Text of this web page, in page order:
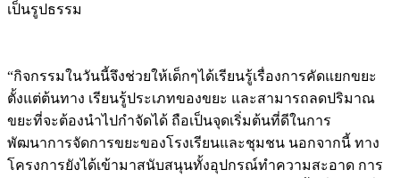
เป็นรูปธรรม
“กิจกรรมในวันนี้จึงช่วยให้เด็กๆได้เรียนรู้เรื่องการคัดแยกขยะ
ตั้งแต่ต้นทาง เรียนรู้ประเภทของขยะ และสามารถลดปริมาณ
ขยะที่จะต้องนำไปกำจัดได้ ถือเป็นจุดเริ่มต้นที่ดีในการ
พัฒนาการจัดการขยะของโรงเรียนและชุมชน นอกจากนี้ ทาง
โครงการยังได้เข้ามาสนับสนุนทั้งอุปกรณ์ทำความสะอาด การ